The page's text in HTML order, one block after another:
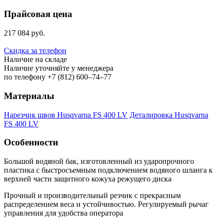
Прайсовая цена
217 084 руб.
Скидка за телефон
Наличие на складе
Наличие уточняйте у менеджера
по телефону +7 (812) 600–74–77
Материалы
Нарезчик швов Husqvarna FS 400 LV Деталировка Husqvarna
FS 400 LV
Особенности
Большой водяной бак, изготовленный из ударопрочного
пластика с быстросъемным подключением водяного шланга к
верхней части защитного кожуха режущего диска
Прочный и производительный резчик с прекрасным
распределением веса и устойчивостью. Регулируемый рычаг
управления для удобства оператора